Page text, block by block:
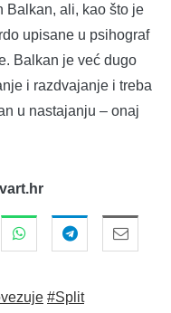
Balkan, ali, kao što je
upisane u psihograf
Balkan je već dugo
i razdvajanje i treba
u nastajanju – onaj
#Split